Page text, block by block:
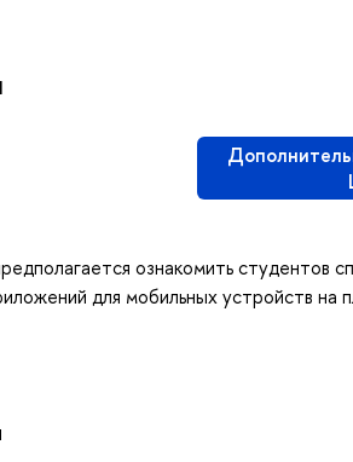
ознакомить студентов
для мобильных устройств на